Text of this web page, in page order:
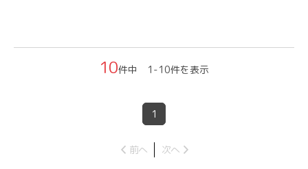
10件中 1-10件を表示
1
前へ 次へ